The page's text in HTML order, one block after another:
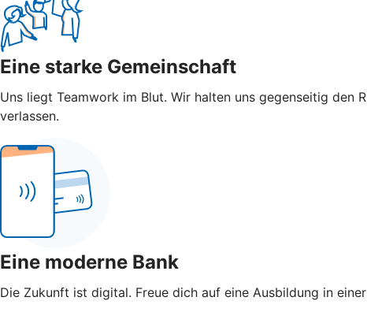
Eine starke Gemeinschaft
Uns liegt Teamwork im Blut. Wir halten uns gegenseitig den
verlassen.
Eine moderne Bank
Die Zukunft ist digital. Freue dich auf eine Ausbildung in